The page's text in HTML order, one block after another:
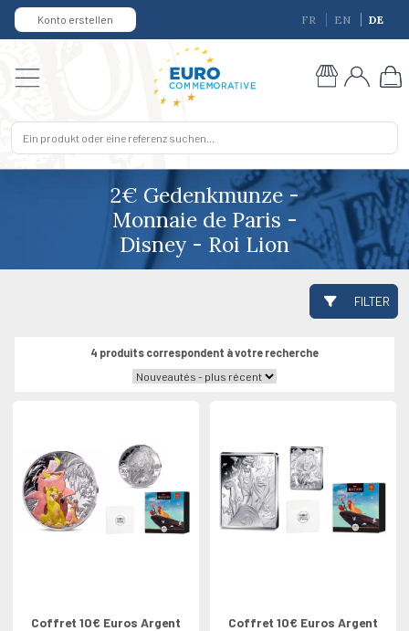
Konto erstellen FR EN DE
2€ Gedenkmunze -
Monnaie de Paris -
Disney - Roi Lion
FILTER
4 produits correspondent à votre recherche
Coffret 10€ Euros Argent
Coffret 10€ Euros Argent